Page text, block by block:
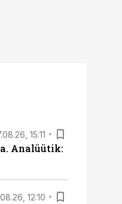
15:11
Analüütik:
12:10